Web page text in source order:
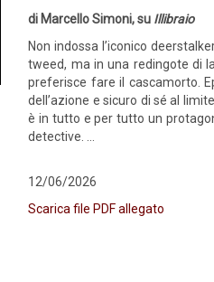
di Marcello Simoni, su Illibraio
Non indossa l’iconico
tweed, ma in una redingote di
preferisce fare il cascamorto.
dell’azione e sicuro di sé al
è in tutto e per tutto un
detective. ...
12/06/2026
Scarica file PDF allegato